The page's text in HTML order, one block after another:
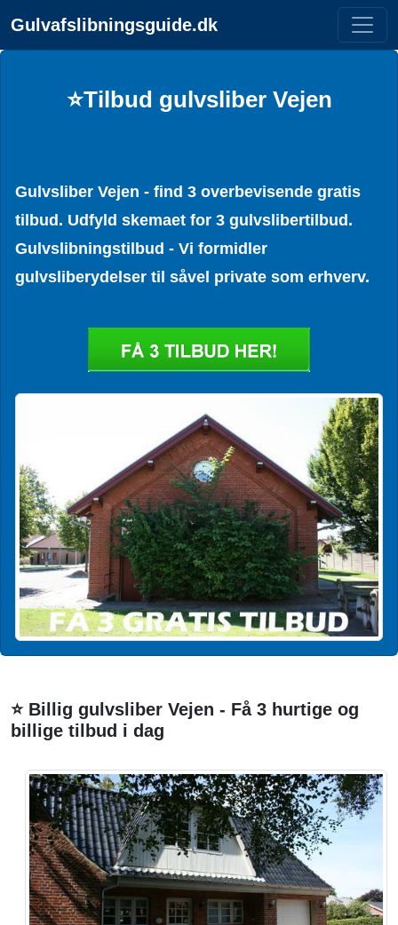
Gulvafslibningsguide.dk
⭐Tilbud gulvsliber Vejen
Gulvsliber Vejen - find 3 overbevisende gratis
tilbud. Udfyld skemaet for 3 gulvslibertilbud.
Gulvslibningstilbud - Vi formidler
gulvsliberydelser til såvel private som erhverv.
⭐ Billig gulvsliber Vejen - Få 3 hurtige og
billige tilbud i dag